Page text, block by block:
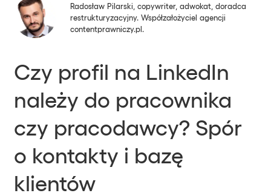
Radosław Pilarski, copywriter, adwokat, doradca
restrukturyzacyjny. Współzałożyciel agencji
contentprawniczy.pl.
Czy profil na LinkedIn
należy do pracownika
czy pracodawcy? Spór
o kontakty i bazę
klientów